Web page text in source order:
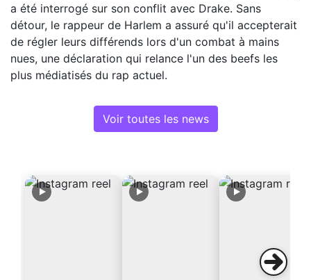
a été interrogé sur son conflit avec Drake. Sans
détour, le rappeur de Harlem a assuré qu'il accepterait
de régler leurs différends lors d'un combat à mains
nues, une déclaration qui relance l'un des beefs les
plus médiatisés du rap actuel.
Voir toutes les news